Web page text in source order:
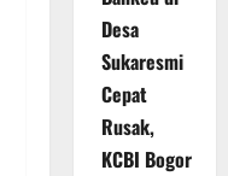
Desa
Sukaresmi
Cepat
Rusak,
KCBI Bogor